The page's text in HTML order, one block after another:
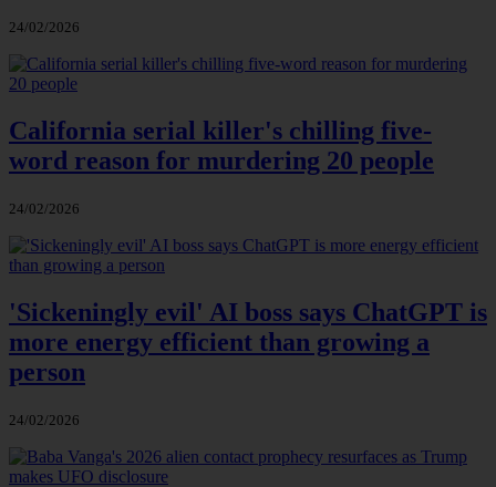
24/02/2026
California serial killer's chilling five-
word reason for murdering 20 people
24/02/2026
'Sickeningly evil' AI boss says ChatGPT is
more energy efficient than growing a
person
24/02/2026